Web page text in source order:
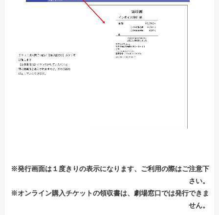
※発行画面は１度きりの表示になります、ご利用の際はご注意下
さい。
※オンライン購入チケットの領収書は、劇場窓口では発行できま
せん。